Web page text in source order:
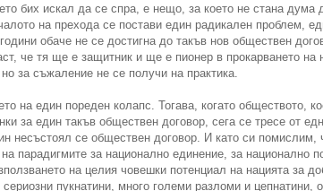
бих искал да се спра, е нещо, за което не стана дума
на прехода се постави един радикален проблем,
обаче не се достигна до такъв нов обществен
че тя ще е защитник и ще е пионер в прокарването на
за съжаление не се получи на практика.
на един пореден колапс. Тогава, когато обществото,
за един такъв обществен договор, сега се тресе от
несъстоял се обществен договор. И като си
парадигмите за национално единение, за национално
на целия човешки потенциал на нацията за
пукнатини, много големи разломи и цепнатини,